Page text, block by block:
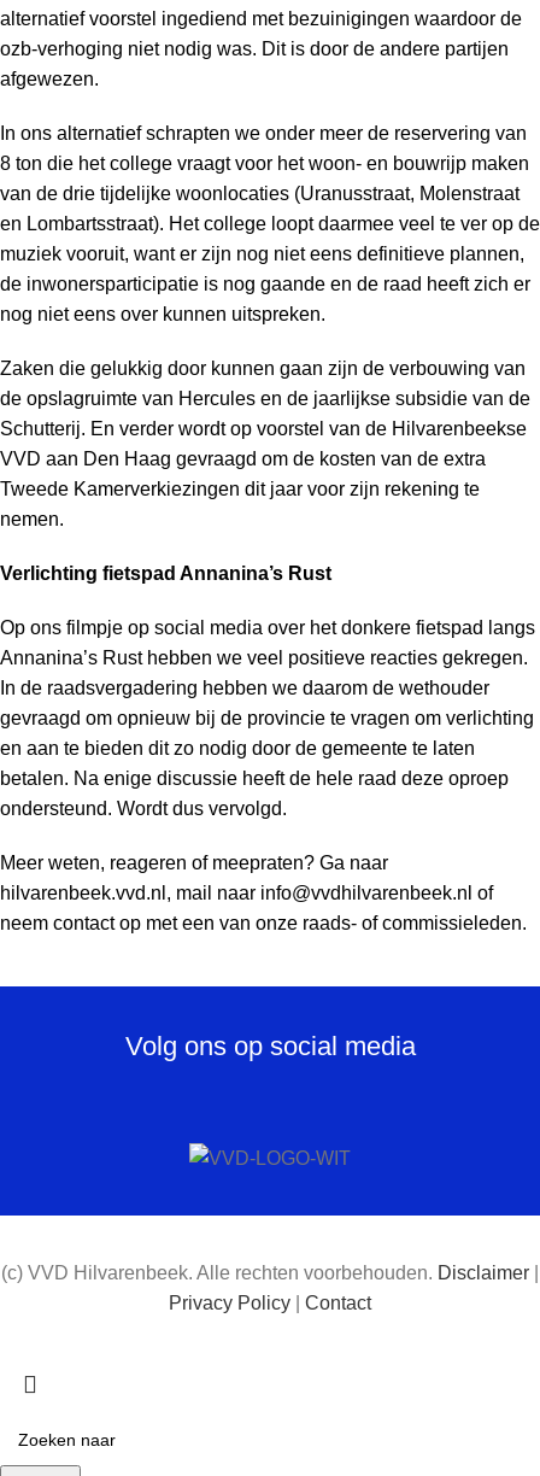
alternatief voorstel ingediend met bezuinigingen waardoor de
ozb-verhoging niet nodig was. Dit is door de andere partijen
afgewezen.
In ons alternatief schrapten we onder meer de reservering van
8 ton die het college vraagt voor het woon- en bouwrijp maken
van de drie tijdelijke woonlocaties (Uranusstraat, Molenstraat
en Lombartsstraat). Het college loopt daarmee veel te ver op de
muziek vooruit, want er zijn nog niet eens definitieve plannen,
de inwonersparticipatie is nog gaande en de raad heeft zich er
nog niet eens over kunnen uitspreken.
Zaken die gelukkig door kunnen gaan zijn de verbouwing van
de opslagruimte van Hercules en de jaarlijkse subsidie van de
Schutterij. En verder wordt op voorstel van de Hilvarenbeekse
VVD aan Den Haag gevraagd om de kosten van de extra
Tweede Kamerverkiezingen dit jaar voor zijn rekening te
nemen.
Verlichting fietspad Annanina’s Rust
Op ons filmpje op social media over het donkere fietspad langs
Annanina’s Rust hebben we veel positieve reacties gekregen.
In de raadsvergadering hebben we daarom de wethouder
gevraagd om opnieuw bij de provincie te vragen om verlichting
en aan te bieden dit zo nodig door de gemeente te laten
betalen. Na enige discussie heeft de hele raad deze oproep
ondersteund. Wordt dus vervolgd.
Meer weten, reageren of meepraten? Ga naar
hilvarenbeek.vvd.nl, mail naar info@vvdhilvarenbeek.nl of
neem contact op met een van onze raads- of commissieleden.
Volg ons op social media
(c) VVD Hilvarenbeek. Alle rechten voorbehouden. Disclaimer
Privacy Policy
Contact